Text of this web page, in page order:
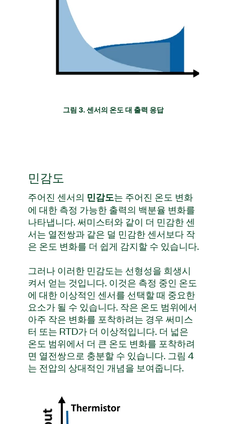
그림 3. 센서의 온도 대 출력 응답
민감도
주어진 센서의 민감도는 주어진 온도 변화
에 대한 측정 가능한 출력의 백분율 변화를
나타냅니다. 써미스터와 같이 더 민감한 센
서는 열전쌍과 같은 덜 민감한 센서보다 작
은 온도 변화를 더 쉽게 감지할 수 있습니다.
그러나 이러한 민감도는 선형성을 희생시
켜서 얻는 것입니다. 이것은 측정 중인 온도
에 대한 이상적인 센서를 선택할 때 중요한
요소가 될 수 있습니다. 작은 온도 범위에서
아주 작은 변화를 포착하려는 경우 써미스
터 또는 RTD가 더 이상적입니다. 더 넓은
온도 범위에서 더 큰 온도 변화를 포착하려
면 열전쌍으로 충분할 수 있습니다. 그림 4
는 전압의 상대적인 개념을 보여줍니다.